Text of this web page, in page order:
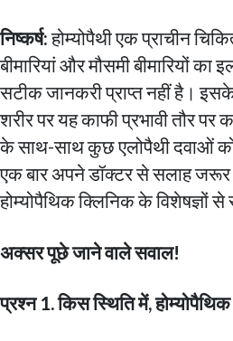
निष्कर्ष:होम्योपैथी एक प्राचीन
बीमारियां और मौसमी बीमारियों
सटीक जानकरी प्राप्त नहीं है।
शरीर पर यह काफी प्रभावी तौर
के साथ-साथ कुछ एलोपैथी दवाओं को
एक बार अपने डॉक्टर से सलाह जरूर
होम्योपैथिक क्लिनिक के विशेषज्ञों
अक्सर पूछे जाने वाले सवाल!
प्रश्न 1. किस स्थिति में,